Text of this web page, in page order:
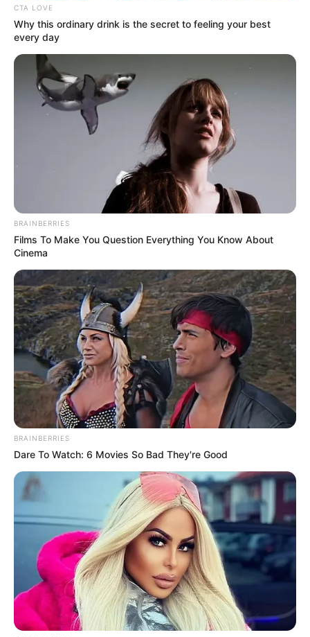
CTA LOVE
Why this ordinary drink is the secret to feeling your best
every day
BRAINBERRIES
Films To Make You Question Everything You Know About
Cinema
BRAINBERRIES
Dare To Watch: 6 Movies So Bad They're Good